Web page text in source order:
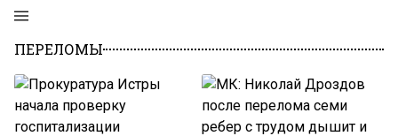
ПЕРЕЛОМЫ